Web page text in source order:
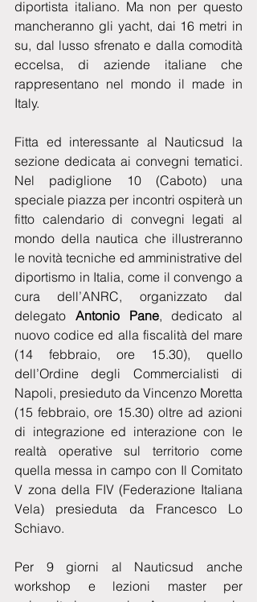
diportista italiano. Ma non per questo
mancheranno gli yacht, dai 16 metri in
su, dal lusso sfrenato e dalla comodità
eccelsa, di aziende italiane che
rappresentano nel mondo il made in
Italy.
Fitta ed interessante al Nauticsud la
sezione dedicata ai convegni tematici.
Nel padiglione 10 (Caboto) una
speciale piazza per incontri ospiterà un
fitto calendario di convegni legati al
mondo della nautica che illustreranno
le novità tecniche ed amministrative del
diportismo in Italia, come il convengo a
cura dell’ANRC, organizzato dal
delegato Antonio Pane, dedicato al
nuovo codice ed alla fiscalità del mare
(14 febbraio, ore 15.30), quello
dell’Ordine degli Commercialisti di
Napoli, presieduto da Vincenzo Moretta
(15 febbraio, ore 15.30) oltre ad azioni
di integrazione ed interazione con le
realtà operative sul territorio come
quella messa in campo con Il Comitato
V zona della FIV (Federazione Italiana
Vela) presieduta da Francesco Lo
Schiavo.
Per 9 giorni al Nauticsud anche
workshop e lezioni master per